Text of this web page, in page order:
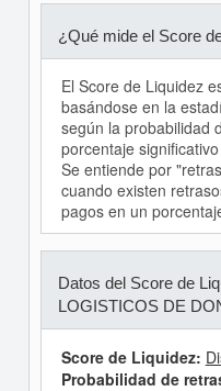
¿Qué mide el Score
El Score de Liquidez
basándose en la
según la probabilidad
porcentaje
Se entiende por
cuando existen
pagos en un
Datos del Score de
LOGISTICOS DE
Score de Liquidez:
Probabilidad de